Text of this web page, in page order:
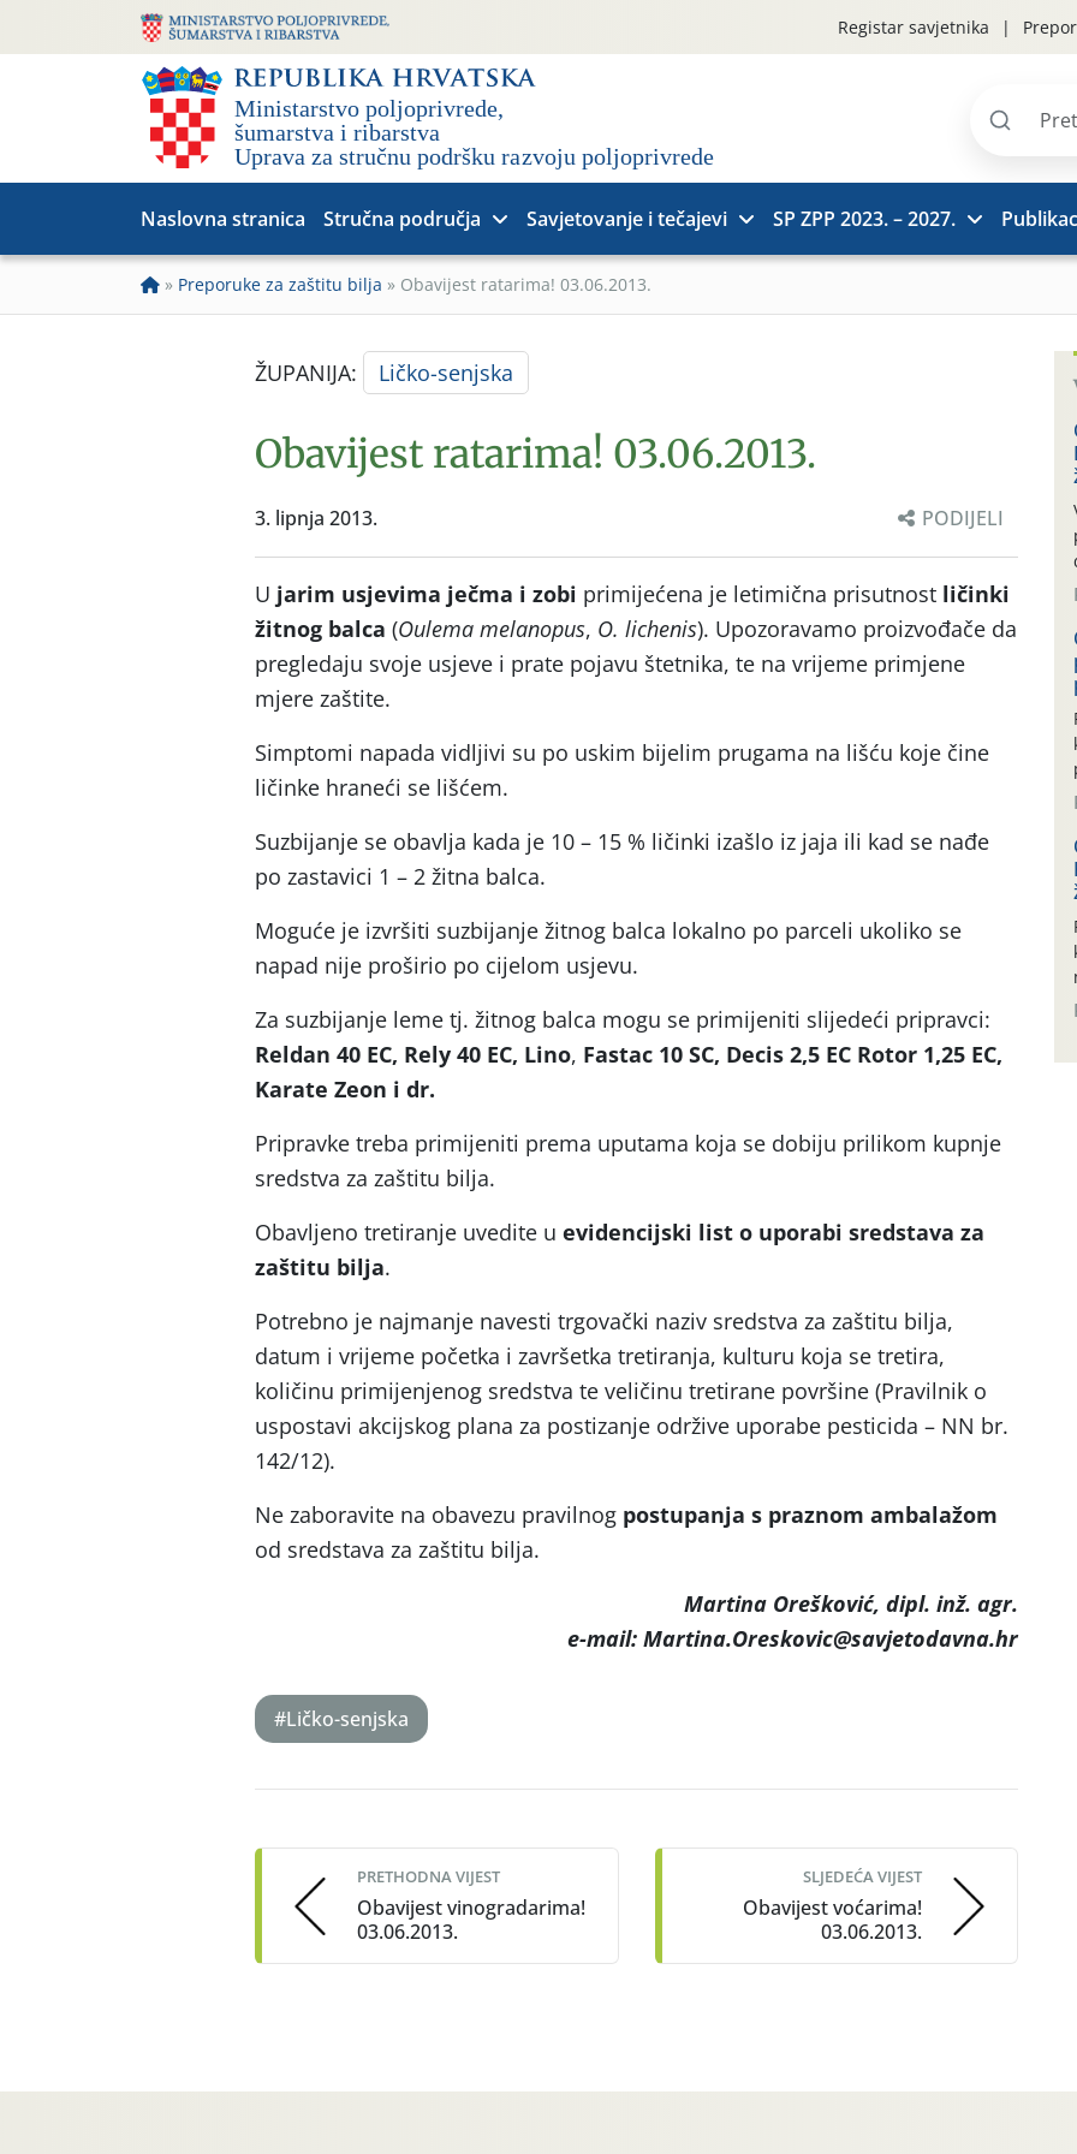
Registar savjetnika
Pretraži
Naslovna stranica Stručna područja Savjetovanje i tečajevi SP ZPP 2023. – 2027.
» Preporuke za zaštitu bilja » Obavijest ratarima! 03.06.2013.
ŽUPANIJA: Ličko-senjska
Obavijest ratarima! 03.06.2013.
3. lipnja 2013. PODIJELI
U jarim usjevima ječma i zobi primijećena je letimična prisutnost ličinki
žitnog balca (Oulema melanopus, O. lichenis). Upozoravamo proizvođače da
pregledaju svoje usjeve i prate pojavu štetnika, te na vrijeme primjene
mjere zaštite.
Simptomi napada vidljivi su po uskim bijelim prugama na lišću koje čine
ličinke hraneći se lišćem.
Suzbijanje se obavlja kada je 10 – 15 % ličinki izašlo iz jaja ili kad se nađe
po zastavici 1 – 2 žitna balca.
Moguće je izvršiti suzbijanje žitnog balca lokalno po parceli ukoliko se
napad nije proširio po cijelom usjevu.
Za suzbijanje leme tj. žitnog balca mogu se primijeniti slijedeći pripravci:
Reldan 40 EC, Rely 40 EC, Lino, Fastac 10 SC, Decis 2,5 EC Rotor 1,25 EC,
Karate Zeon i dr.
Pripravke treba primijeniti prema uputama koja se dobiju prilikom kupnje
sredstva za zaštitu bilja.
Obavljeno tretiranje uvedite u evidencijski list o uporabi sredstava za
zaštitu bilja.
Potrebno je najmanje navesti trgovački naziv sredstva za zaštitu bilja,
datum i vrijeme početka i završetka tretiranja, kulturu koja se tretira,
količinu primijenjenog sredstva te veličinu tretirane površine (Pravilnik o
uspostavi akcijskog plana za postizanje održive uporabe pesticida – NN br.
142/12).
Ne zaboravite na obavezu pravilnog postupanja s praznom ambalažom
od sredstava za zaštitu bilja.
Martina Orešković, dipl. inž. agr.
e-mail: Martina.Oreskovic@savjetodavna.hr
#Ličko-senjska
navigation
PRETHODNA VIJEST
Obavijest vinogradarima!
03.06.2013.
SLJEDEĆA VIJEST
Obavijest voćarima!
03.06.2013.